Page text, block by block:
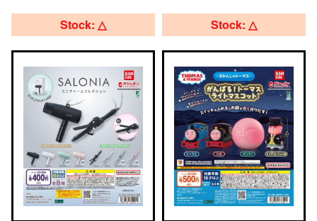
Stock: △ Stock: △